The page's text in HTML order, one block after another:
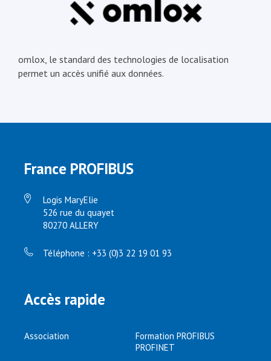
omlox, le standard des technologies de localisation
permet un accès unifié aux données.
France PROFIBUS
Logis MaryElie
526 rue du quayet
80270 ALLERY
Téléphone : +33 (0)3 22 19 01 93
Accès rapide
Association
Formation PROFIBUS
PROFINET